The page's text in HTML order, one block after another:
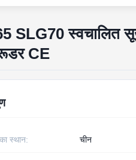
SLG70 स्वचालित
CE
स्थान: चीन